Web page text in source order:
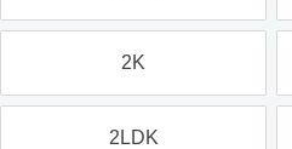
2K
2LDK